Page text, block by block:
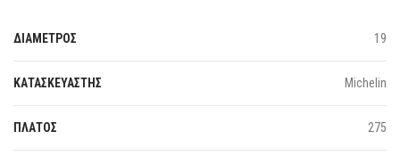
ΔΙΑΜΕΤΡΟΣ 19
ΚΑΤΑΣΚΕΥΑΣΤΗΣ Michelin
ΠΛΑΤΟΣ 275